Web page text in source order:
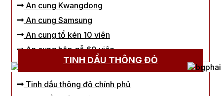
An cung Kwangdong
An cung Samsung
An cung tổ kén 10 viên
An cung hộp gỗ 60 viên
TINH DẦU THÔNG ĐỎ
Tinh dầu thông đỏ chính phủ